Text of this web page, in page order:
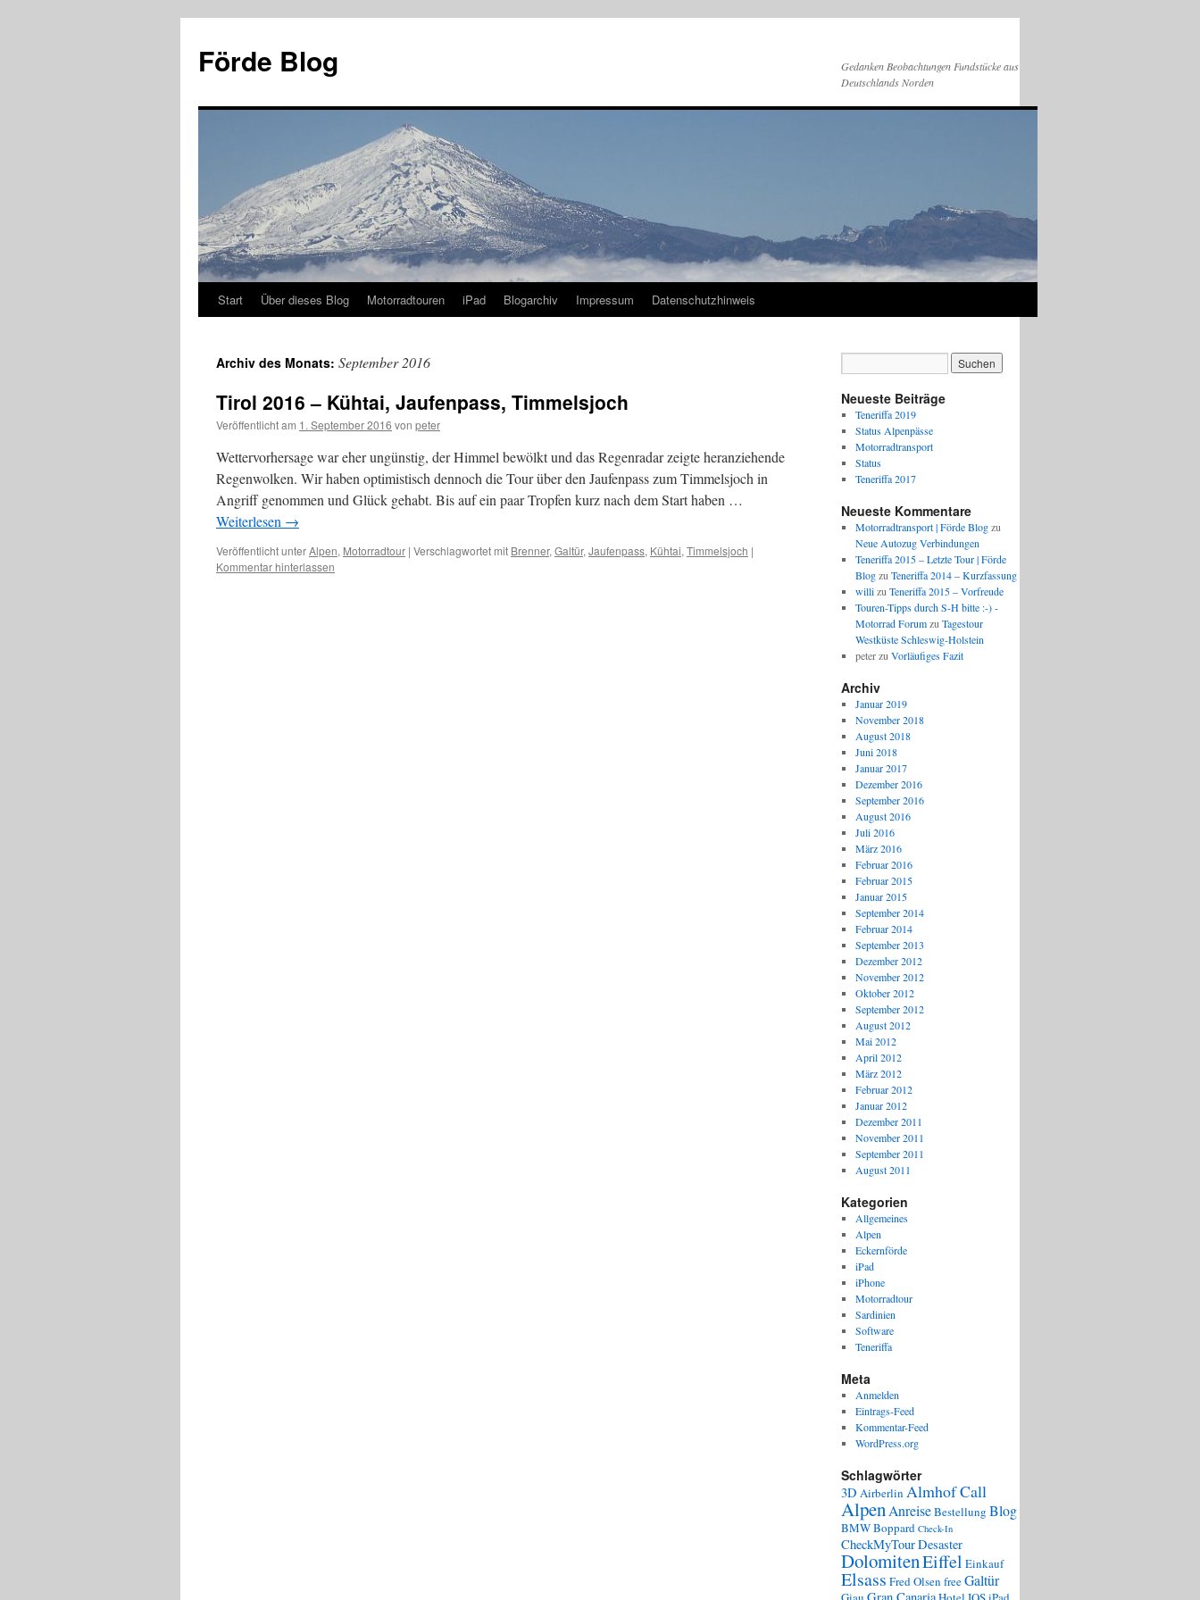
springen
Förde Blog
Gedanken Beobachtungen Fundstücke aus
Deutschlands Norden
Start Über dieses Blog Motorradtouren iPad Blogarchiv Impressum Datenschutzhinweis
Archiv des Monats: September 2016
Tirol 2016 – Kühtai, Jaufenpass, Timmelsjoch
Veröffentlicht am 1. September 2016 von peter
Wettervorhersage war eher ungünstig, der Himmel bewölkt und das Regenradar zeigte heranziehende
Regenwolken. Wir haben optimistisch dennoch die Tour über den Jaufenpass zum Timmelsjoch in
Angriff genommen und Glück gehabt. Bis auf ein paar Tropfen kurz nach dem Start haben …
Weiterlesen →
Veröffentlicht unterAlpen, Motorradtour | Verschlagwortet mit Brenner, Galtür, Jaufenpass, Kühtai, Timmelsjoch |
Kommentar hinterlassen
Neueste Beiträge
Teneriffa 2019
Status Alpenpässe
Motorradtransport
Status
Teneriffa 2017
Neueste Kommentare
Motorradtransport | Förde Blogzu
Neue Autozug Verbindungen
Teneriffa 2015 – Letzte Tour | Förde
Blogzu Teneriffa 2014 – Kurzfassung
willizu Teneriffa 2015 – Vorfreude
Touren-Tipps durch S-H bitte :-) -
Motorrad Forumzu Tagestour
Westküste Schleswig-Holstein
peterzu Vorläufiges Fazit
Archiv
Januar 2019
November 2018
August 2018
Juni 2018
Januar 2017
Dezember 2016
September 2016
August 2016
Juli 2016
März 2016
Februar 2016
Februar 2015
Januar 2015
September 2014
Februar 2014
September 2013
Dezember 2012
November 2012
Oktober 2012
September 2012
August 2012
Mai 2012
April 2012
März 2012
Februar 2012
Januar 2012
Dezember 2011
November 2011
September 2011
August 2011
Kategorien
Allgemeines
Alpen
Eckernförde
iPad
iPhone
Motorradtour
Sardinien
Software
Teneriffa
Meta
Anmelden
Eintrags-Feed
Kommentar-Feed
WordPress.org
Schlagwörter
3D Airberlin Almhof Call
AlpenAnreiseBestellung Blog
BMWBoppard Check-In
CheckMyTourDesaster
DolomitenEiffel Einkauf
Elsass Fred Olsen freeGaltür